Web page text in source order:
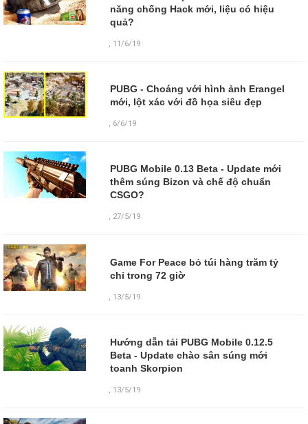
năng chống Hack mới, liệu có hiệu
quả?
, 11/6/19
PUBG - Choáng với hình ảnh Erangel
mới, lột xác với đồ họa siêu đẹp
, 6/6/19
PUBG Mobile 0.13 Beta - Update mới
thêm súng Bizon và chế độ chuẩn
CSGO?
, 27/5/19
Game For Peace bỏ túi hàng trăm tỷ
chỉ trong 72 giờ
, 13/5/19
Hướng dẫn tải PUBG Mobile 0.12.5
Beta - Update chào sân súng mới
toanh Skorpion
, 13/5/19